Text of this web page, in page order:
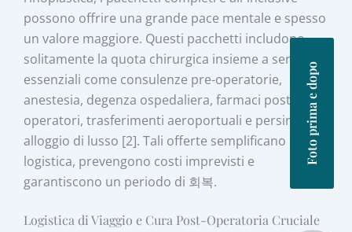
possono offrire una grande pace mentale e spesso
un valore maggiore. Questi pacchetti includono
solitamente la quota chirurgica insieme a servizi
essenziali come consulenze pre-operatorie,
anestesia, degenza ospedaliera, farmaci post-
operatori, trasferimenti aeroportuali e persino
alloggio di lusso [2]. Tali offerte semplificano la
logistica, prevengono costi imprevisti e
garantiscono un periodo di 회복.
Logistica di Viaggio e Cura Post-Operatoria Cruciale
Foto prima e dopo